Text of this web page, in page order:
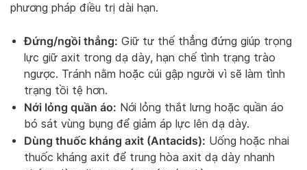
phương pháp điều trị dài hạn.
Đứng/ngồi thẳng: Giữ tư thế thẳng đứng giúp trọng
lực giữ axit trong dạ dày, hạn chế tình trạng trào
ngược. Tránh nằm hoặc cúi gập người vì sẽ làm tình
trạng tồi tệ hơn.
Nới lỏng quần áo: Nới lỏng thắt lưng hoặc quần áo
bó sát vùng bụng để giảm áp lực lên dạ dày.
Dùng thuốc kháng axit (Antacids): Uống hoặc nhai
thuốc kháng axit để trung hòa axit dạ dày nhanh